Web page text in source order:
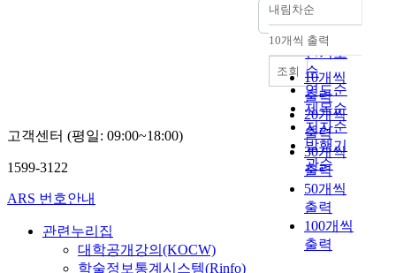
정확도
순
인기도
순
연도순
제목순
저자순
발행기
관순
내림차순
내림차순
10개씩 출력
10개씩
출력
20개씩
출력
30개씩
출력
50개씩
출력
100개씩
출력
조회
고객센터 (평일: 09:00~18:00)
1599-3122
ARS 번호안내
관련누리집
대학공개강의(KOCW)
학술정보통계시스템(Rinfo)